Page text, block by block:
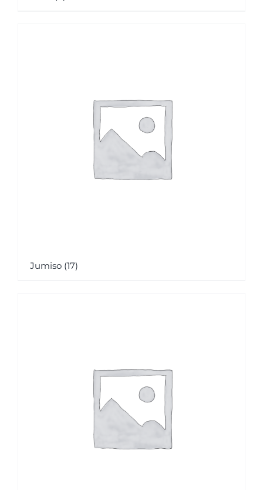
Jumiso (17)